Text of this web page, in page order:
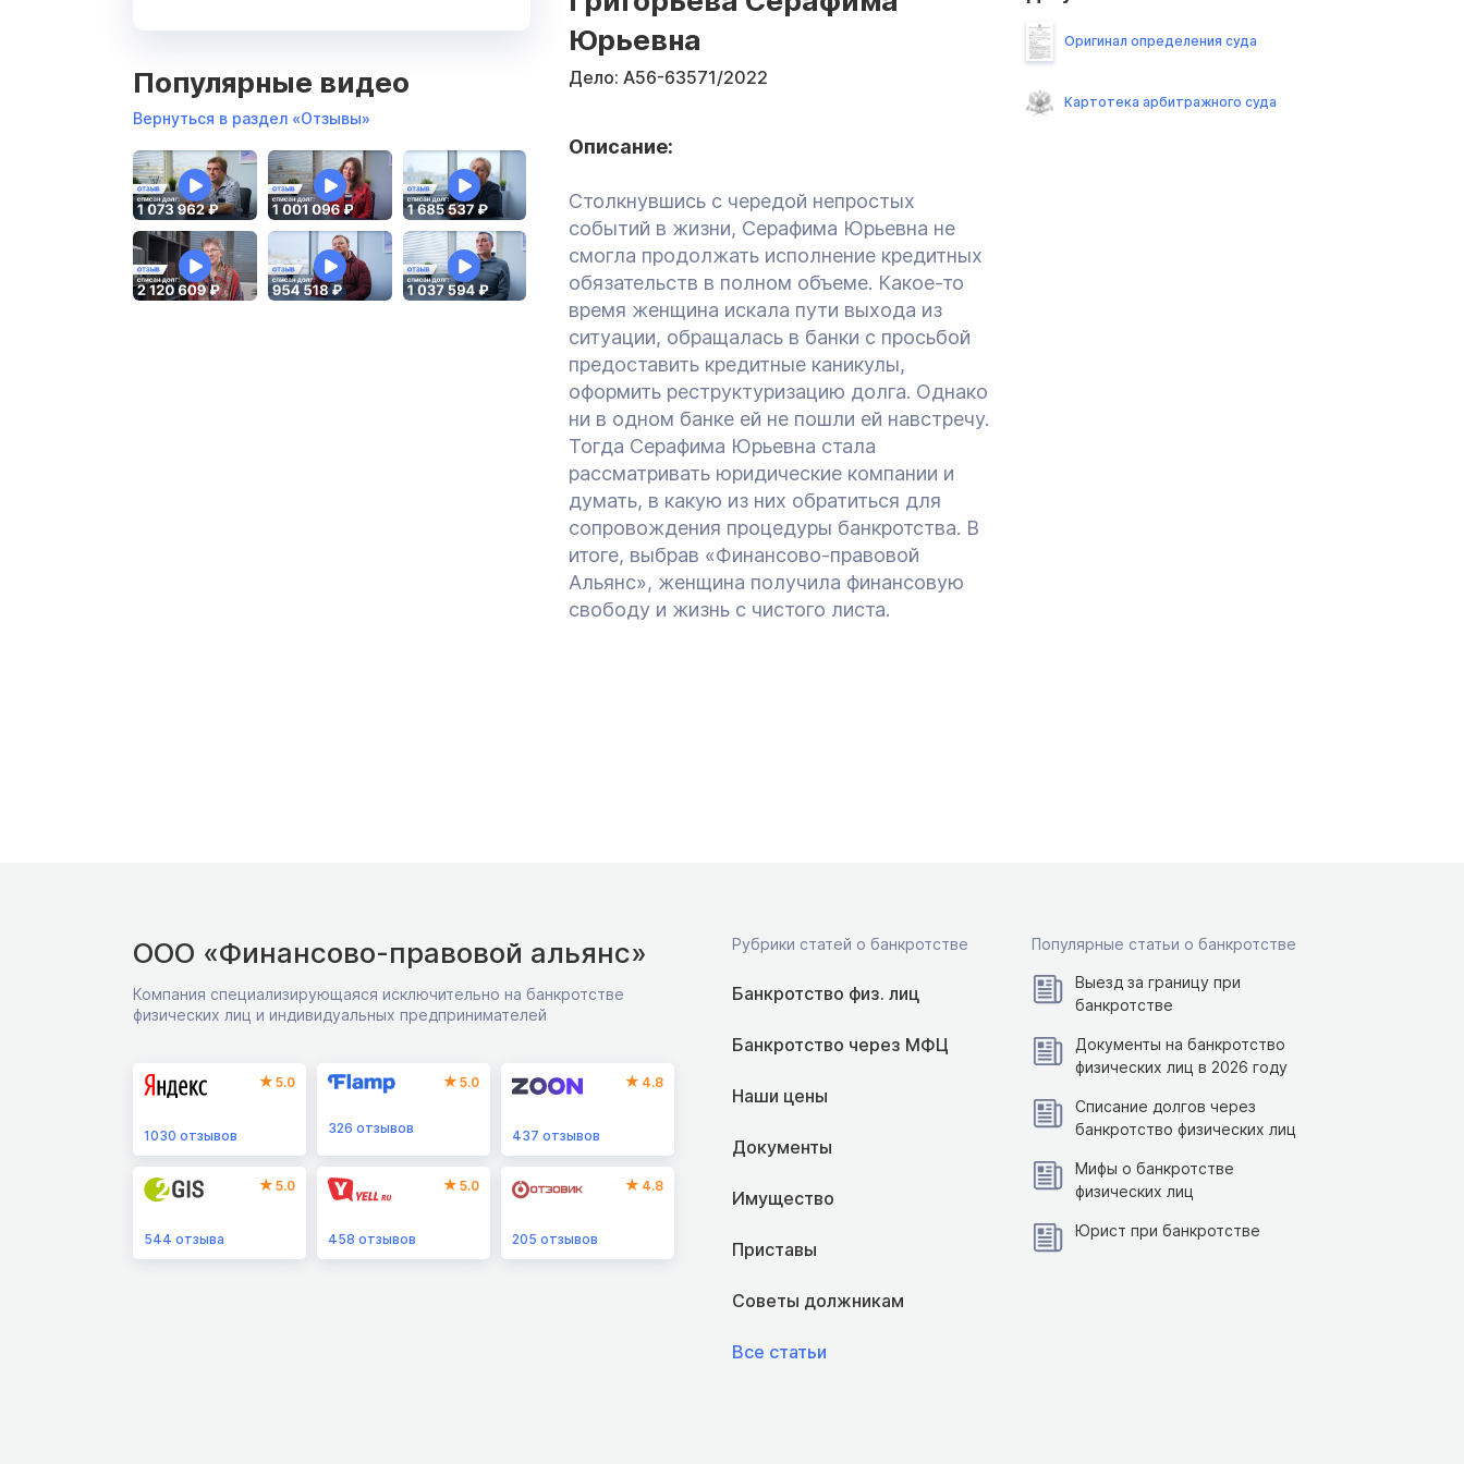
Популярные видео
Вернуться в раздел «Отзывы»
Юрьевна
Дело: А56-63571/2022
Описание:
Столкнувшись с чередой непростых
событий в жизни, Серафима Юрьевна не
смогла продолжать исполнение кредитных
обязательств в полном объеме. Какое-то
время женщина искала пути выхода из
ситуации, обращалась в банки с просьбой
предоставить кредитные каникулы,
оформить реструктуризацию долга. Однако
ни в одном банке ей не пошли ей навстречу.
Тогда Серафима Юрьевна стала
рассматривать юридические компании и
думать, в какую из них обратиться для
сопровождения процедуры банкротства. В
итоге, выбрав «Финансово-правовой
Альянс», женщина получила финансовую
свободу и жизнь с чистого листа.
Оригинал определения суда
Картотека арбитражного суда
ООО «Финансово-правовой альянс»
Компания специализирующаяся исключительно на банкротстве
физических лиц и индивидуальных предпринимателей
5.0
1030 отзывов
5.0
326 отзывов
4.8
437 отзывов
5.0
544 отзыва
5.0
458 отзывов
4.8
205 отзывов
Рубрики статей о банкротстве
Банкротство физ. лиц
Банкротство через МФЦ
Наши цены
Документы
Имущество
Приставы
Советы должникам
Все статьи
Популярные статьи о банкротстве
Выезд за границу при
банкротстве
Документы на банкротство
физических лиц в 2026 году
Списание долгов через
банкротство физических лиц
Мифы о банкротстве
физических лиц
Юрист при банкротстве